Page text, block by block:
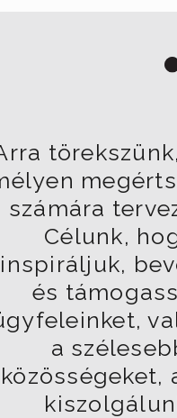
számára
Célunk,
inspiráljuk,
és
a
közösségeket,